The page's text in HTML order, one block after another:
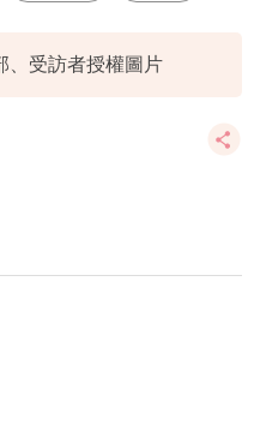
、受訪者授權圖片